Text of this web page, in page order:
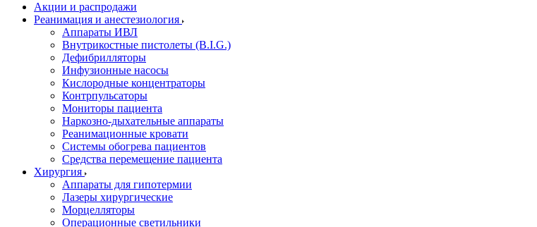
Акции и распродажи
Реанимация и анестезиология
Аппараты ИВЛ
Внутрикостные пистолеты (B.I.G.)
Дефибрилляторы
Инфузионные насосы
Кислородные концентраторы
Контрпульсаторы
Мониторы пациента
Наркозно-дыхательные аппараты
Реанимационные кровати
Системы обогрева пациентов
Средства перемещение пациента
Хирургия
Аппараты для гипотермии
Лазеры хирургические
Морцелляторы
Операционные светильники